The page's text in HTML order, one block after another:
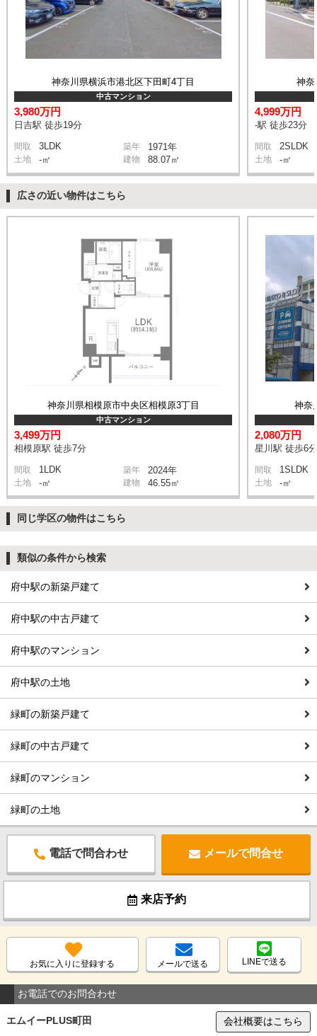
神奈川県横浜市港北区下田町4丁目
中古マンション
3,980万円
日吉駅 徒歩19分
間取 3LDK 築年 1971年
土地 -㎡ 建物 88.07㎡
神奈
4,999万円
-駅 徒歩23分
間取 2SLDK
土地 -㎡
広さの近い物件はこちら
神奈川県相模原市中央区相模原3丁目
中古マンション
3,499万円
相模原駅 徒歩7分
間取 1LDK 築年 2024年
土地 -㎡ 建物 46.55㎡
神奈
2,080万円
星川駅 徒歩6分
間取 1SLDK
土地 -㎡
同じ学区の物件はこちら
類似の条件から検索
府中駅の新築戸建て
府中駅の中古戸建て
府中駅のマンション
府中駅の土地
緑町の新築戸建て
緑町の中古戸建て
緑町のマンション
緑町の土地
電話で問合わせ メールで問合せ
来店予約
お気に入りに登録する メールで送る LINEで送る
お電話でのお問合わせ
エムイーPLUS町田 会社概要はこちら